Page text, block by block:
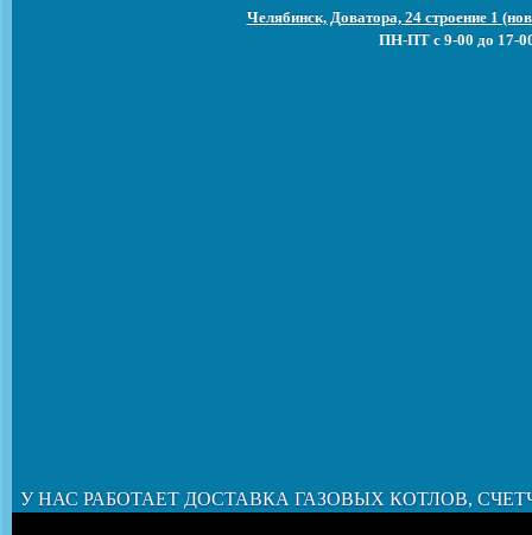
Челябинск, Доватора, 24 строение 1
ПН-ПТ с 9-00 до 17-
У НАС РАБОТАЕТ ДОСТАВКА ГАЗОВЫХ КОТЛОВ,